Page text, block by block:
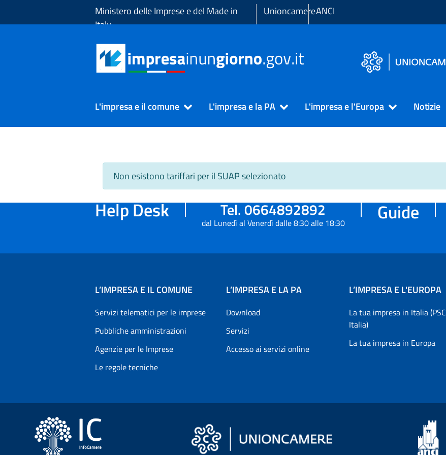
Ministero delle Imprese e del Made in
Italy
UnioncamereANCI
L'impresa e il comune L'impresa e la PA L'impresa e l'Europa Notizie
Non esistono tariffari per il SUAP selezionato
Help Desk Tel. 0664892892
dal Lunedì al Venerdì dalle 8:30 alle 18:30 Guide
L’IMPRESA E IL COMUNE
Servizi telematici per le imprese
Pubbliche amministrazioni
Agenzie per le Imprese
Le regole tecniche
L’IMPRESA E LA PA
Download
Servizi
Accesso ai servizi online
L’IMPRESA E L'EUROPA
La tua impresa in Italia (PSC
Italia)
La tua impresa in Europa